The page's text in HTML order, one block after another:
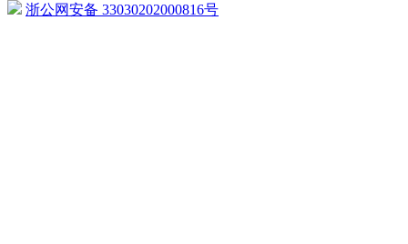
浙公网安备 33030202000816号